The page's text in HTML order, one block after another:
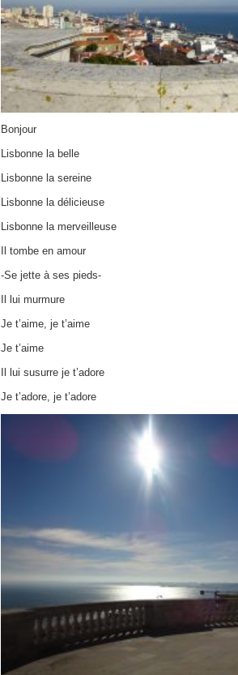
Bonjour
Lisbonne la belle
Lisbonne la sereine
Lisbonne la délicieuse
Lisbonne la merveilleuse
Il tombe en amour
-Se jette à ses pieds-
Il lui murmure
Je t’aime, je t’aime
Je t’aime
Il lui susurre je t’adore
Je t’adore, je t’adore